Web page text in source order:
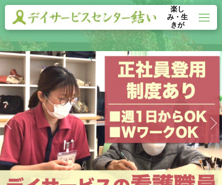
楽し
み・生
きが
い・や
りがい
を見つ
けられ
る施設
に